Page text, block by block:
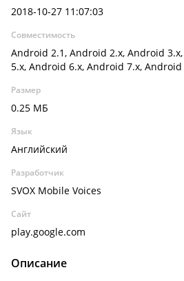
2018-10-27 11:07:03
Совместимость
Android 2.1, Android 2.x, Android
5.x, Android 6.x, Android 7.x, Android
Размер
0.25 МБ
Язык
Английский
Разработчик
SVOX Mobile Voices
Сайт
play.google.com
Описание